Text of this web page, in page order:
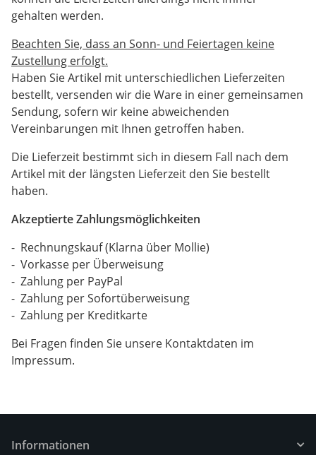
gehalten werden.
Beachten Sie, dass an Sonn- und Feiertagen keine
Zustellung erfolgt.
Haben Sie Artikel mit unterschiedlichen Lieferzeiten
bestellt, versenden wir die Ware in einer gemeinsamen
Sendung, sofern wir keine abweichenden
Vereinbarungen mit Ihnen getroffen haben.
Die Lieferzeit bestimmt sich in diesem Fall nach dem
Artikel mit der längsten Lieferzeit den Sie bestellt
haben.
Akzeptierte Zahlungsmöglichkeiten
- Rechnungskauf (Klarna über Mollie)
- Vorkasse per Überweisung
- Zahlung per PayPal
- Zahlung per Sofortüberweisung
- Zahlung per Kreditkarte
Bei Fragen finden Sie unsere Kontaktdaten im
Impressum.
Informationen